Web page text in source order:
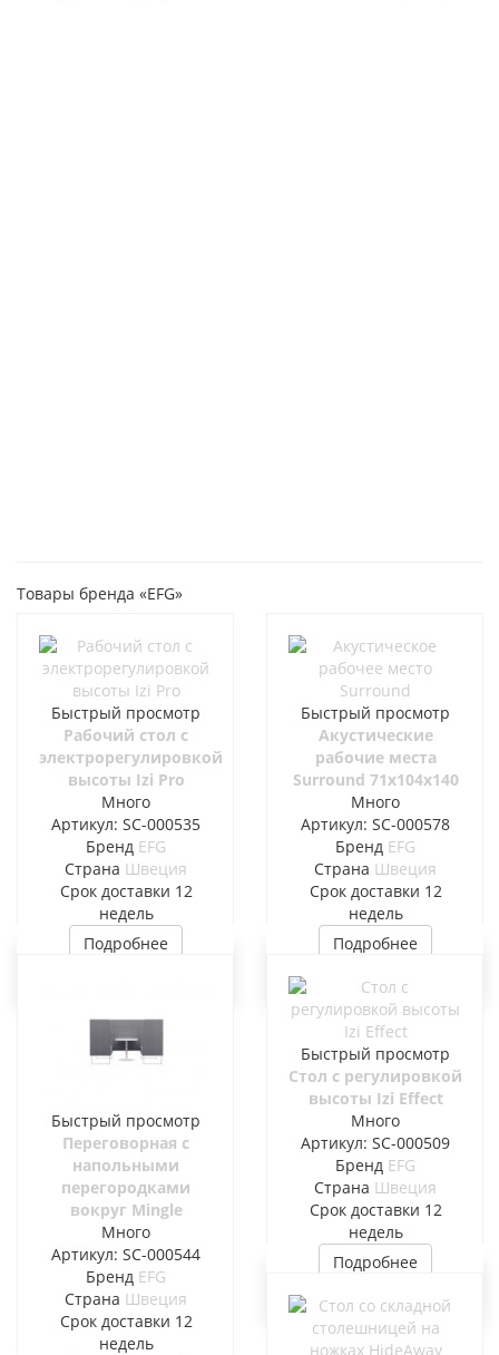
Товары бренда «EFG»
Быстрый просмотр
Рабочий стол с
электрорегулировкой
высоты Izi Pro
Много
Артикул: SC-000535
Бренд EFG
Страна Швеция
Cрок доставки 12
недель
Подробнее
Быстрый просмотр
Акустические
рабочие места
Surround 71x104x140
Много
Артикул: SC-000578
Бренд EFG
Страна Швеция
Cрок доставки 12
недель
Подробнее
Быстрый просмотр
Переговорная с
напольными
перегородками
вокруг Mingle
Много
Артикул: SC-000544
Бренд EFG
Страна Швеция
Cрок доставки 12
недель
Быстрый просмотр
Стол с регулировкой
высоты Izi Effect
Много
Артикул: SC-000509
Бренд EFG
Страна Швеция
Cрок доставки 12
недель
Подробнее